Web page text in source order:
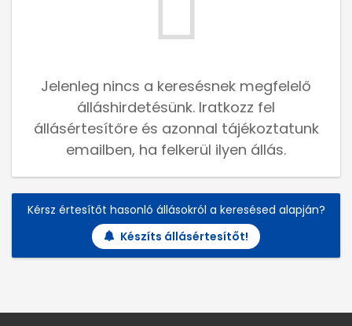
Jelenleg nincs a keresésnek megfelelő
álláshirdetésünk. Iratkozz fel
állásértesítőre és azonnal tájékoztatunk
emailben, ha felkerül ilyen állás.
Kérsz értesítőt hasonló állásokról a keresésed alapján?
Készíts állásértesítőt!